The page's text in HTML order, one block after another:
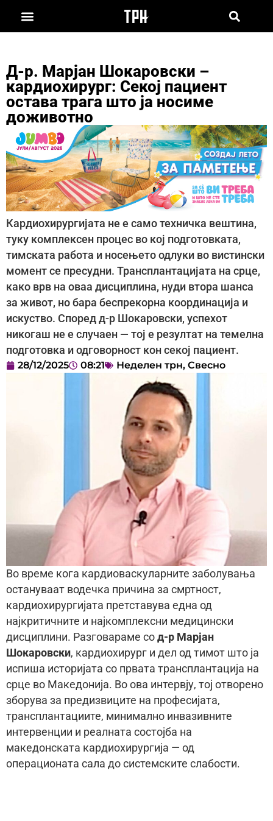
Д-р. Марјан Шокаровски –
кардиохирург: Секој пациент
остава трага што ја носиме
доживотно
Кардиохирургијата не е само техничка вештина,
туку комплексен процес во кој подготовката,
тимската работа и носењето одлуки во вистински
момент се пресудни. Трансплантацијата на срце,
како врв на оваа дисциплина, нуди втора шанса
за живот, но бара беспрекорна координација и
искуство. Според д-р Шокаровски, успехот
никогаш не е случаен — тој е резултат на темелна
подготовка и одговорност кон секој пациент.
28/12/2025 08:21 Неделен трн, Свесно
Во време кога кардиоваскуларните заболувања
остануваат водечка причина за смртност,
кардиохирургијата претставува една од
најкритичните и најкомплексни медицински
дисциплини. Разговараме со д-р Марјан
Шокаровски, кардиохирург и дел од тимот што ја
испиша историјата со првата трансплантација на
срце во Македонија. Во ова интервју, тој отворено
зборува за предизвиците на професијата,
трансплантациите, минимално инвазивните
интервенции и реалната состојба на
македонската кардиохирургија — од
операционата сала до системските слабости.